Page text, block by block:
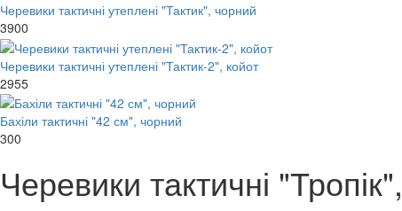
Черевики тактичні утеплені "Тактик", чорний
3900
Черевики тактичні утеплені "Тактик-2", койот
2955
Бахіли тактичні "42 см", чорний
300
Черевики тактичні